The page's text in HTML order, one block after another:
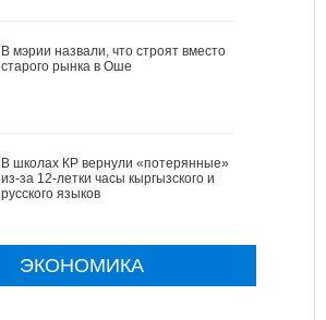
В мэрии назвали, что строят вместо
старого рынка в Оше
В школах КР вернули «потерянные»
из-за 12-летки часы кыргызского и
русского языков
ЭКОНОМИКА